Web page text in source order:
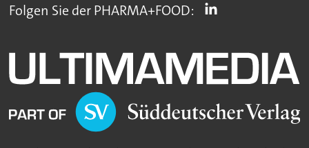
Folgen Sie der PHARMA+FOOD: